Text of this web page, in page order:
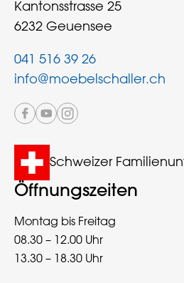
Kantonsstrasse 25
6232 Geuensee
041 516 39 26
info@moebelschaller.ch
Schweizer
Öffnungszeiten
Montag bis Freitag
08.30 – 12.00 Uhr
13.30 – 18.30 Uhr